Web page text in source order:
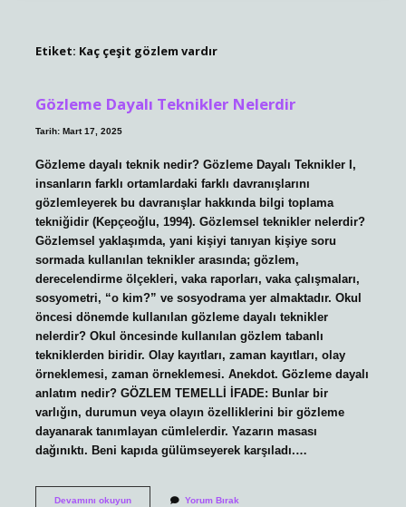
Etiket: Kaç çeşit gözlem vardır
Gözleme Dayalı Teknikler Nelerdir
Tarih: Mart 17, 2025
Gözleme dayalı teknik nedir? Gözleme Dayalı Teknikler I,
insanların farklı ortamlardaki farklı davranışlarını
gözlemleyerek bu davranışlar hakkında bilgi toplama
tekniğidir (Kepçeoğlu, 1994). Gözlemsel teknikler nelerdir?
Gözlemsel yaklaşımda, yani kişiyi tanıyan kişiye soru
sormada kullanılan teknikler arasında; gözlem,
derecelendirme ölçekleri, vaka raporları, vaka çalışmaları,
sosyometri, “o kim?” ve sosyodrama yer almaktadır. Okul
öncesi dönemde kullanılan gözleme dayalı teknikler
nelerdir? Okul öncesinde kullanılan gözlem tabanlı
tekniklerden biridir. Olay kayıtları, zaman kayıtları, olay
örneklemesi, zaman örneklemesi. Anekdot. Gözleme dayalı
anlatım nedir? GÖZLEM TEMELLİ İFADE: Bunlar bir
varlığın, durumun veya olayın özelliklerini bir gözleme
dayanarak tanımlayan cümlelerdir. Yazarın masası
dağınıktı. Beni kapıda gülümseyerek karşıladı.…
Devamını okuyunGözleme
Yorum Bırak